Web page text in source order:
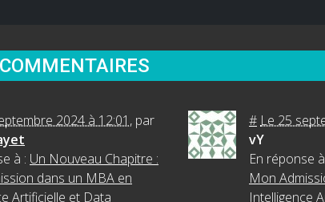
2024 à 12:01 , par
à : Un Nouveau Chapitre :
dans un MBA en
Artificielle et Data
# Le 25
vY
En réponse
Mon
Intelligence